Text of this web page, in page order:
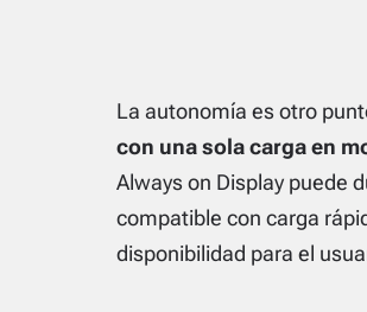
La autonomía es otro
con una sola carga en
Always on Display puede
compatible con carga
disponibilidad para el